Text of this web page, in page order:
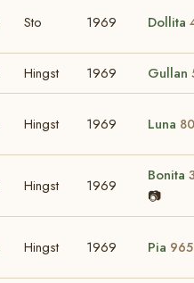
Sto 1969 Dollita
Hingst 1969 Gullan
Hingst 1969 Luna
Hingst 1969
Bonita
📷
Hingst 1969 Pia 965